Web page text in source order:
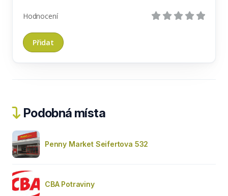
Hodnocení
Podobná místa
Penny Market Seifertova 532
CBA Potraviny